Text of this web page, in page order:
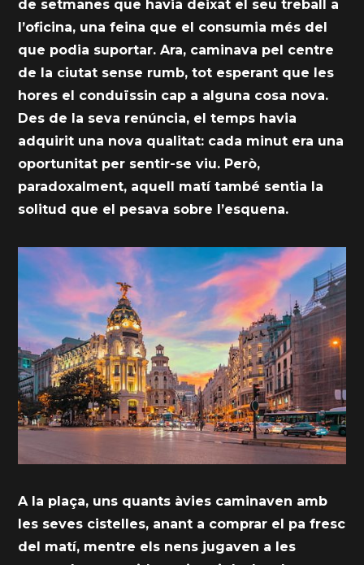
de setmanes que havia deixat el seu treball a
l’oficina, una feina que el consumia més del
que podia suportar. Ara, caminava pel centre
de la ciutat sense rumb, tot esperant que les
hores el conduïssin cap a alguna cosa nova.
Des de la seva renúncia, el temps havia
adquirit una nova qualitat: cada minut era una
oportunitat per sentir-se viu. Però,
paradoxalment, aquell matí també sentia la
solitud que el pesava sobre l’esquena.
A la plaça, uns quants àvies caminaven amb
les seves cistelles, anant a comprar el pa fresc
del matí, mentre els nens jugaven a les